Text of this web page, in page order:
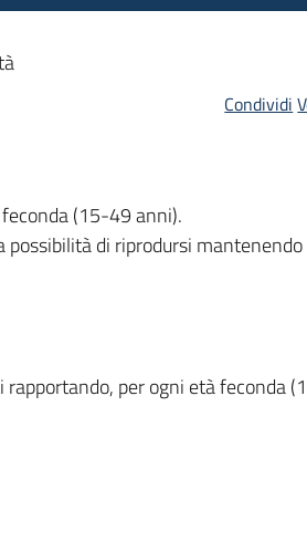
Condividi
(15-49 anni).
di riprodursi
rapportando, per ogni età feconda